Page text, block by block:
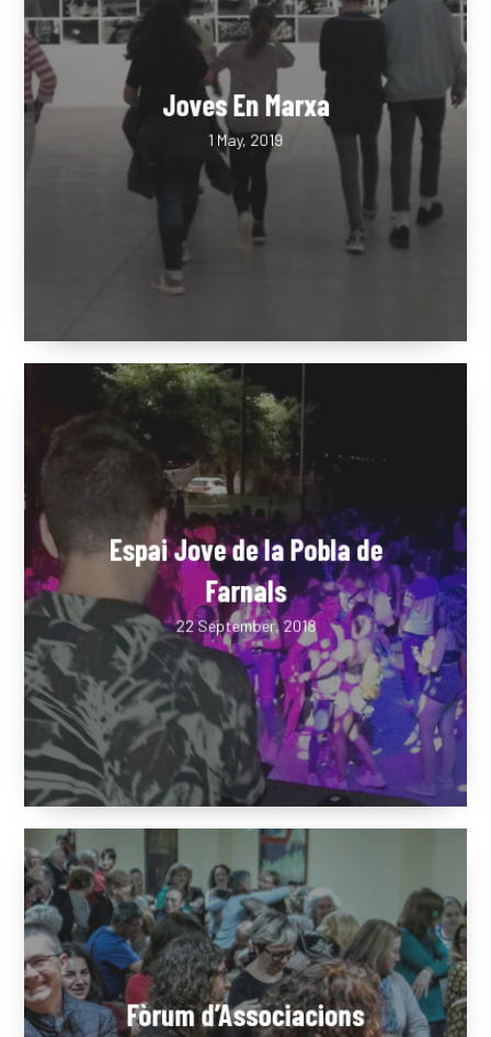
Joves En Marxa
1 May, 2019
Espai Jove de la Pobla de
Farnals
22 September, 2018